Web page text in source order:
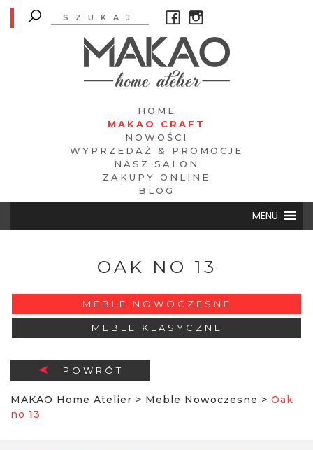
HOME
MAKAO CRAFT
NOWOŚCI
WYPRZEDAŻ & PROMOCJE
NASZ SALON
ZAKUPY ONLINE
BLOG
MENU
OAK NO 13
MEBLE NOWOCZESNE
MEBLE KLASYCZNE
POWRÓT
MAKAO Home Atelier > Meble Nowoczesne > Oak
no 13